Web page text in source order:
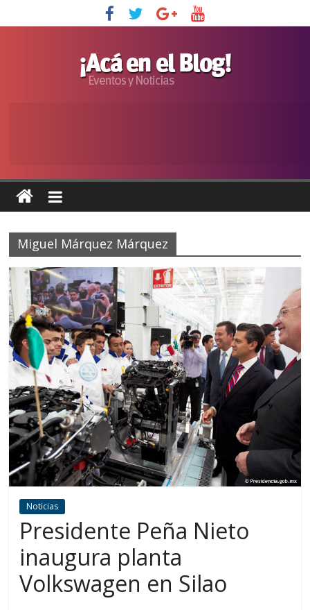
Miguel Márquez Márquez
Noticias
Presidente Peña Nieto
inaugura planta
Volkswagen en Silao